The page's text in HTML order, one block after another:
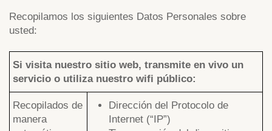
Recopilamos los siguientes Datos Personales sobre
usted:
Si visita nuestro sitio web, transmite en vivo un
servicio o utiliza nuestro wifi público:
Recopilados de
manera
Dirección del Protocolo de
Internet (“IP”)